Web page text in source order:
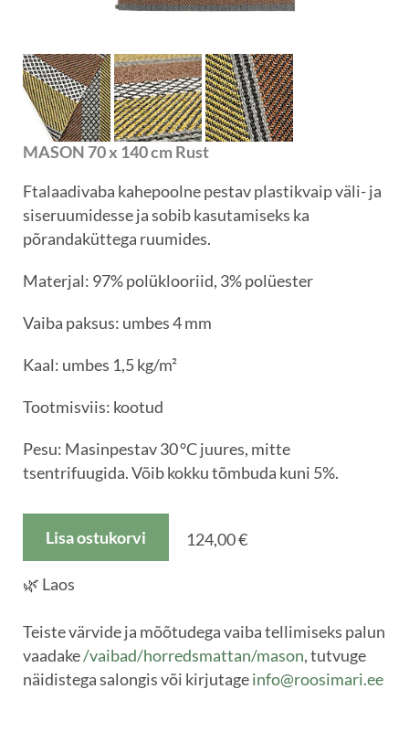
MASON 70 x 140 cm Rust
Ftalaadivaba kahepoolne pestav plastikvaip väli- ja
siseruumidesse ja sobib kasutamiseks ka
põrandaküttega ruumides.
Materjal: 97% polüklooriid, 3% polüester
Vaiba paksus: umbes 4 mm
Kaal: umbes 1,5 kg/m²
Tootmisviis: kootud
Pesu: Masinpestav 30 °C juures, mitte
tsentrifuugida. Võib kokku tõmbuda kuni 5%.
Lisa ostukorvi 124,00 €
🌿 Laos
Teiste värvide ja mõõtudega vaiba tellimiseks palun
vaadake/vaibad/horredsmattan/mason, tutvuge
näidistega salongis või kirjutageinfo@roosimari.ee